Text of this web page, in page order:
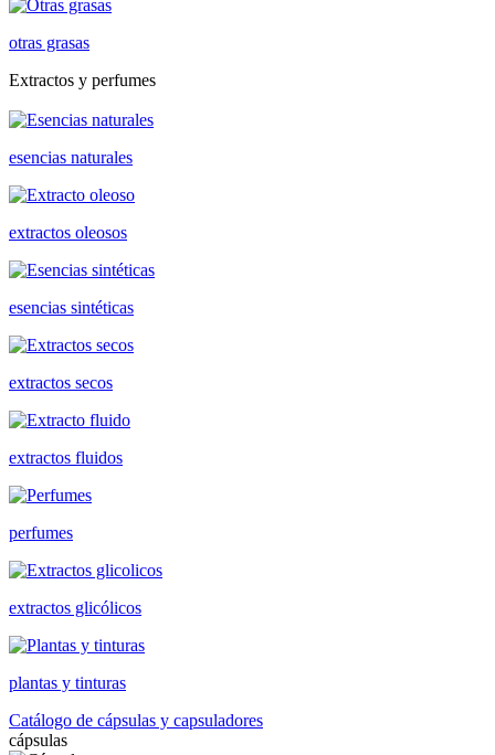
otras grasas
Extractos y perfumes
esencias naturales
extractos oleosos
esencias sintéticas
extractos secos
extractos fluidos
perfumes
extractos glicólicos
plantas y tinturas
Catálogo de cápsulas y capsuladores
cápsulas